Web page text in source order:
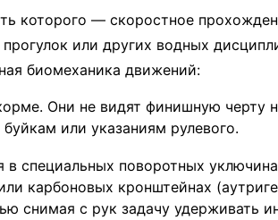
которого — скоростное
или других водных
биомеханика движений:
Они не видят финишную черту
или указаниям рулевого.
в специальных поворотных
карбоновых кронштейнах
снимая с рук задачу удерживать